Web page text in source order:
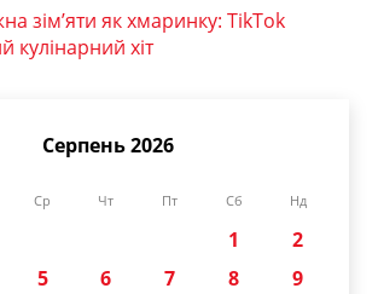
зім’яти як хмаринку: TikTok
кулінарний хіт
Серпень 2026
Ср Чт Пт Сб Нд
1
2
5 6 7 8
9